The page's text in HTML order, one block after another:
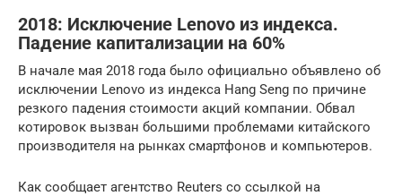
2018: Исключение Lenovo из индекса.
Падение капитализации на 60%
В начале мая 2018 года было официально объявлено об
исключении Lenovo из индекса Hang Seng по причине
резкого падения стоимости акций компании. Обвал
котировок вызван большими проблемами китайского
производителя на рынках смартфонов и компьютеров.
Как сообщает агентство Reuters со ссылкой на